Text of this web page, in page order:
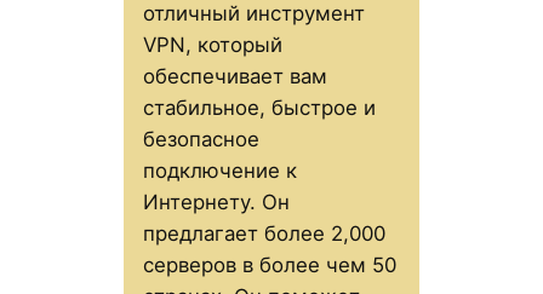
отличный инструмент
VPN, который
обеспечивает вам
стабильное, быстрое и
безопасное
подключение к
Интернету. Он
предлагает более 2,000
серверов в более чем 50